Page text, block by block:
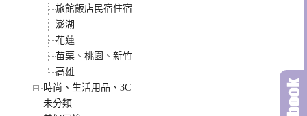
旅館飯店民宿住宿
澎湖
花蓮
苗栗、桃園、新竹
高雄
時尚、生活用品、3C
未分類